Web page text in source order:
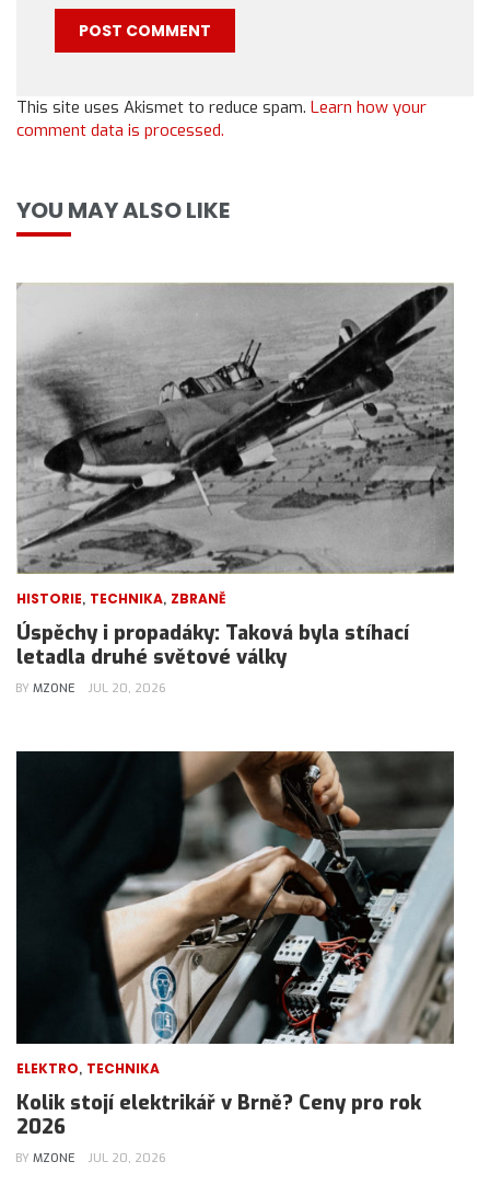
This site uses Akismet to reduce spam. Learn how your
comment data is processed.
YOU MAY ALSO LIKE
HISTORIE, TECHNIKA, ZBRANĚ
Úspěchy i propadáky: Taková byla stíhací
letadla druhé světové války
BY MZONE JUL 20, 2026
ELEKTRO, TECHNIKA
Kolik stojí elektrikář v Brně? Ceny pro rok
2026
BY MZONE JUL 20, 2026